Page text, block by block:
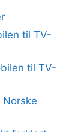
til TV-
til TV-